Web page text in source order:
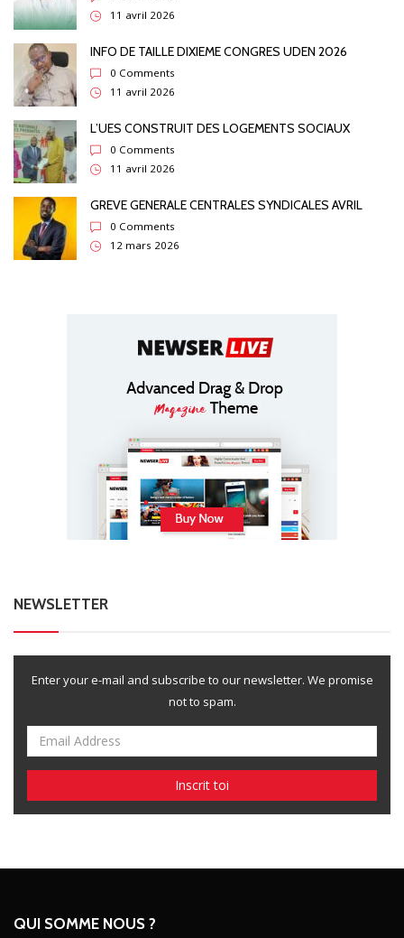
11 avril 2026
INFO DE TAILLE DIXIEME CONGRES UDEN 2026
0 Comments
11 avril 2026
L’UES CONSTRUIT DES LOGEMENTS SOCIAUX
0 Comments
11 avril 2026
GREVE GENERALE CENTRALES SYNDICALES AVRIL
0 Comments
12 mars 2026
NEWSLETTER
Enter your e-mail and subscribe to our newsletter. We promise
not to spam.
QUI SOMME NOUS ?